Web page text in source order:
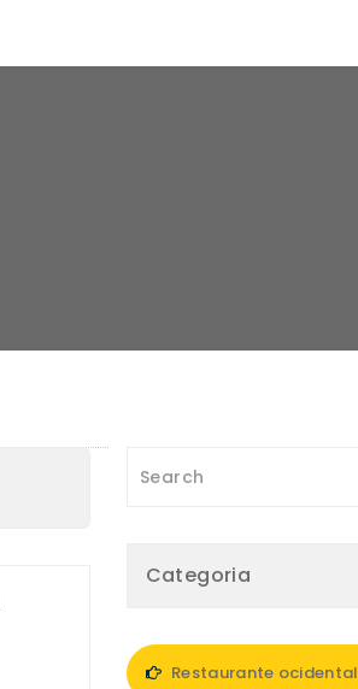
Categoria
Restaurante ocidental